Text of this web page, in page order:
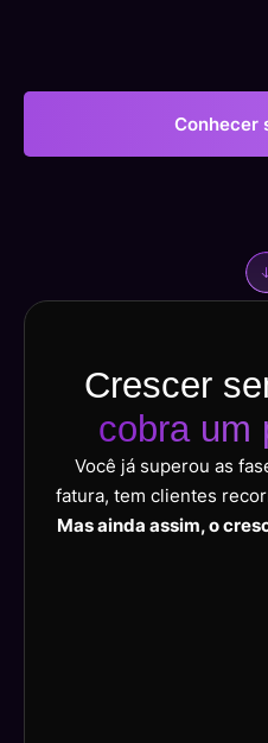
Conhecer
Crescer
cobra um
Você já superou as
fatura, tem clientes
Mas ainda assim, o